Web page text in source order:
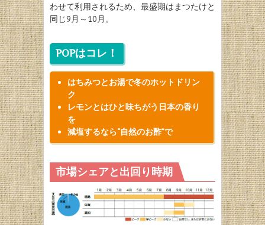
わせて利用されるため、最盛期はまつたけと
同じ9月～10月。
POPはコレ！
はちみつとお湯で冬のホットドリン
ク
レモンとはひと味ちがう日本の香り
を
減塩するなら“自然のお酢”で
市場シェアと出回り時期